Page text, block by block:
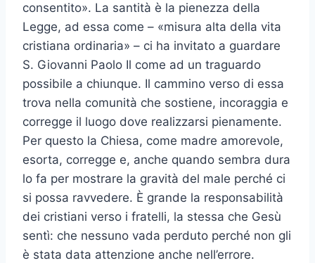
consentito». La santità è la pienezza della
Legge, ad essa come – «misura alta della vita
cristiana ordinaria» – ci ha invitato a guardare
S. Giovanni Paolo Il come ad un traguardo
possibile a chiunque. Il cammino verso di essa
trova nella comunità che sostiene, incoraggia e
corregge il luogo dove realizzarsi pienamente.
Per questo la Chiesa, come madre amorevole,
esorta, corregge e, anche quando sembra dura
lo fa per mostrare la gravità del male perché ci
si possa ravvedere. È grande la responsabilità
dei cristiani verso i fratelli, la stessa che Gesù
sentì: che nessuno vada perduto perché non gli
è stata data attenzione anche nell’errore.